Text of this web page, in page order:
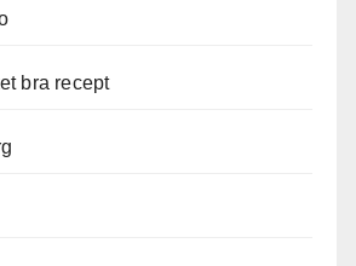
bra recept